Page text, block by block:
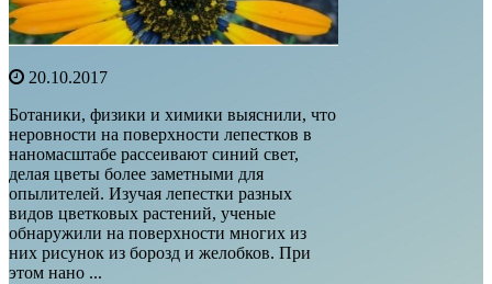
20.10.2017
Ботаники, физики и химики выяснили, что
неровности на поверхности лепестков в
наномасштабе рассеивают синий свет,
делая цветы более заметными для
опылителей. Изучая лепестки разных
видов цветковых растений, ученые
обнаружили на поверхности многих из
них рисунок из борозд и желобков. При
этом нано ...